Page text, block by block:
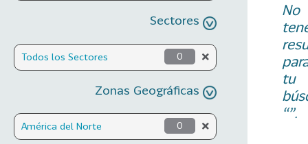
Sectores
Todos los Sectores 0
Zonas Geográficas
América del Norte 0
No
tu
“”.